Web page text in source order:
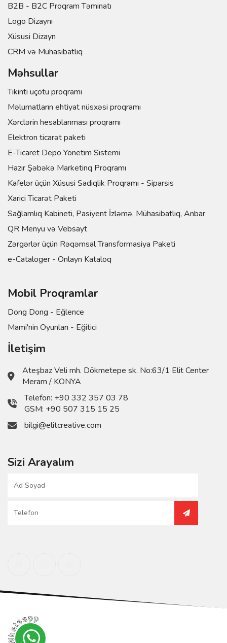
B2B - B2C Proqram Təminatı
Logo Dizaynı
Xüsusi Dizayn
CRM və Mühasibatlıq
Məhsullar
Tikinti uçotu proqramı
Məlumatların ehtiyat nüsxəsi proqramı
Xərclərin hesablanması proqramı
Elektron ticarət paketi
E-Ticaret Depo Yönetim Sistemi
Hazır Şəbəkə Marketinq Proqramı
Kafelər üçün Xüsusi Sadiqlik Proqramı - Siparsis
Xarici Ticarət Paketi
Sağlamlıq Kabineti, Pasiyent İzləmə, Mühasibatlıq, Anbar
QR Menyu və Vebsayt
Zərgərlər üçün Rəqəmsal Transformasiya Paketi
e-Cataloger - Onlayn Kataloq
Mobil Proqramlar
Dong Dong - Eğlence
Mami'nin Oyunları - Eğitici
İletişim
Ateşbaz Veli mh. Dökmetepe sk. No:63/1 Elit Center
Meram / KONYA
Telefon: +90 332 357 03 78
GSM: +90 507 315 15 25
bilgi@elitcreative.com
Sizi Arayalım